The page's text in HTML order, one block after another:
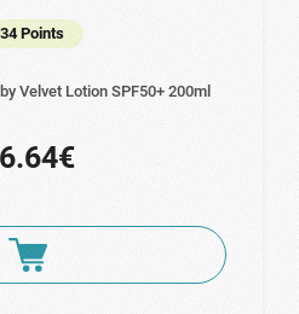
Points
Velvet Lotion SPF50+ 200ml